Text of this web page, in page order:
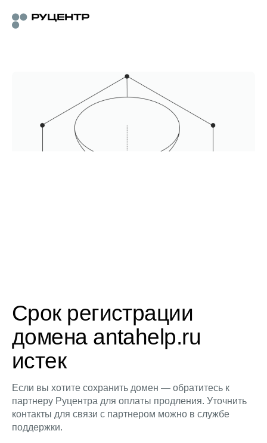
Срок регистрации
домена antahelp.ru
истек
Если вы хотите сохранить домен — обратитесь к
партнеру Руцентра для оплаты продления. Уточнить
контакты для связи с партнером можно в службе
поддержки.